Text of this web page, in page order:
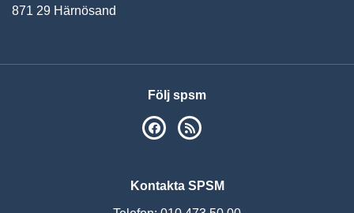
871 29 Härnösand
Följ spsm
SPSM på Facebook
Kontakta SPSM